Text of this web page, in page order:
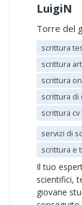
LuigiN
Torre del
scrittura
scrittura
scrittura
scrittura di
scrittura cv
servizi di
scrittura e
Il tuo
scientifici,
giovane